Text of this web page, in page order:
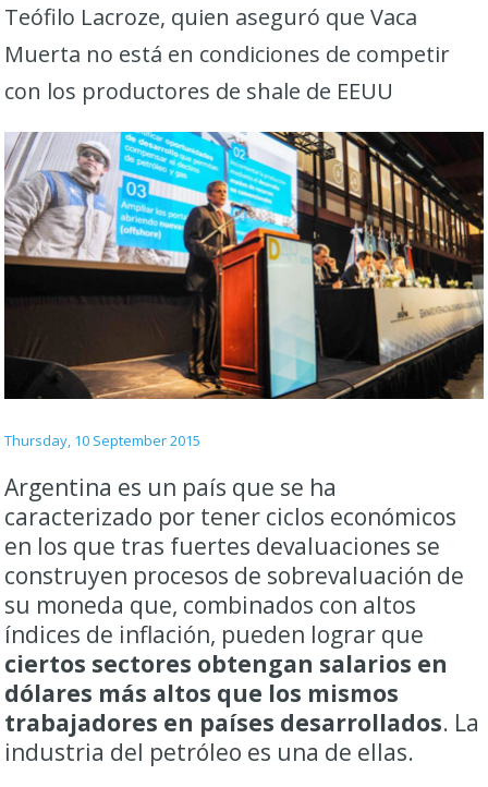
Teófilo Lacroze, quien aseguró que Vaca
Muerta no está en condiciones de competir
con los productores de shale de EEUU
Thursday, 10 September 2015
Argentina es un país que se ha
caracterizado por tener ciclos económicos
en los que tras fuertes devaluaciones se
construyen procesos de sobrevaluación de
su moneda que, combinados con altos
índices de inflación, pueden lograr que
ciertos sectores obtengan salarios en
dólares más altos que los mismos
trabajadores en países desarrollados. La
industria del petróleo es una de ellas.